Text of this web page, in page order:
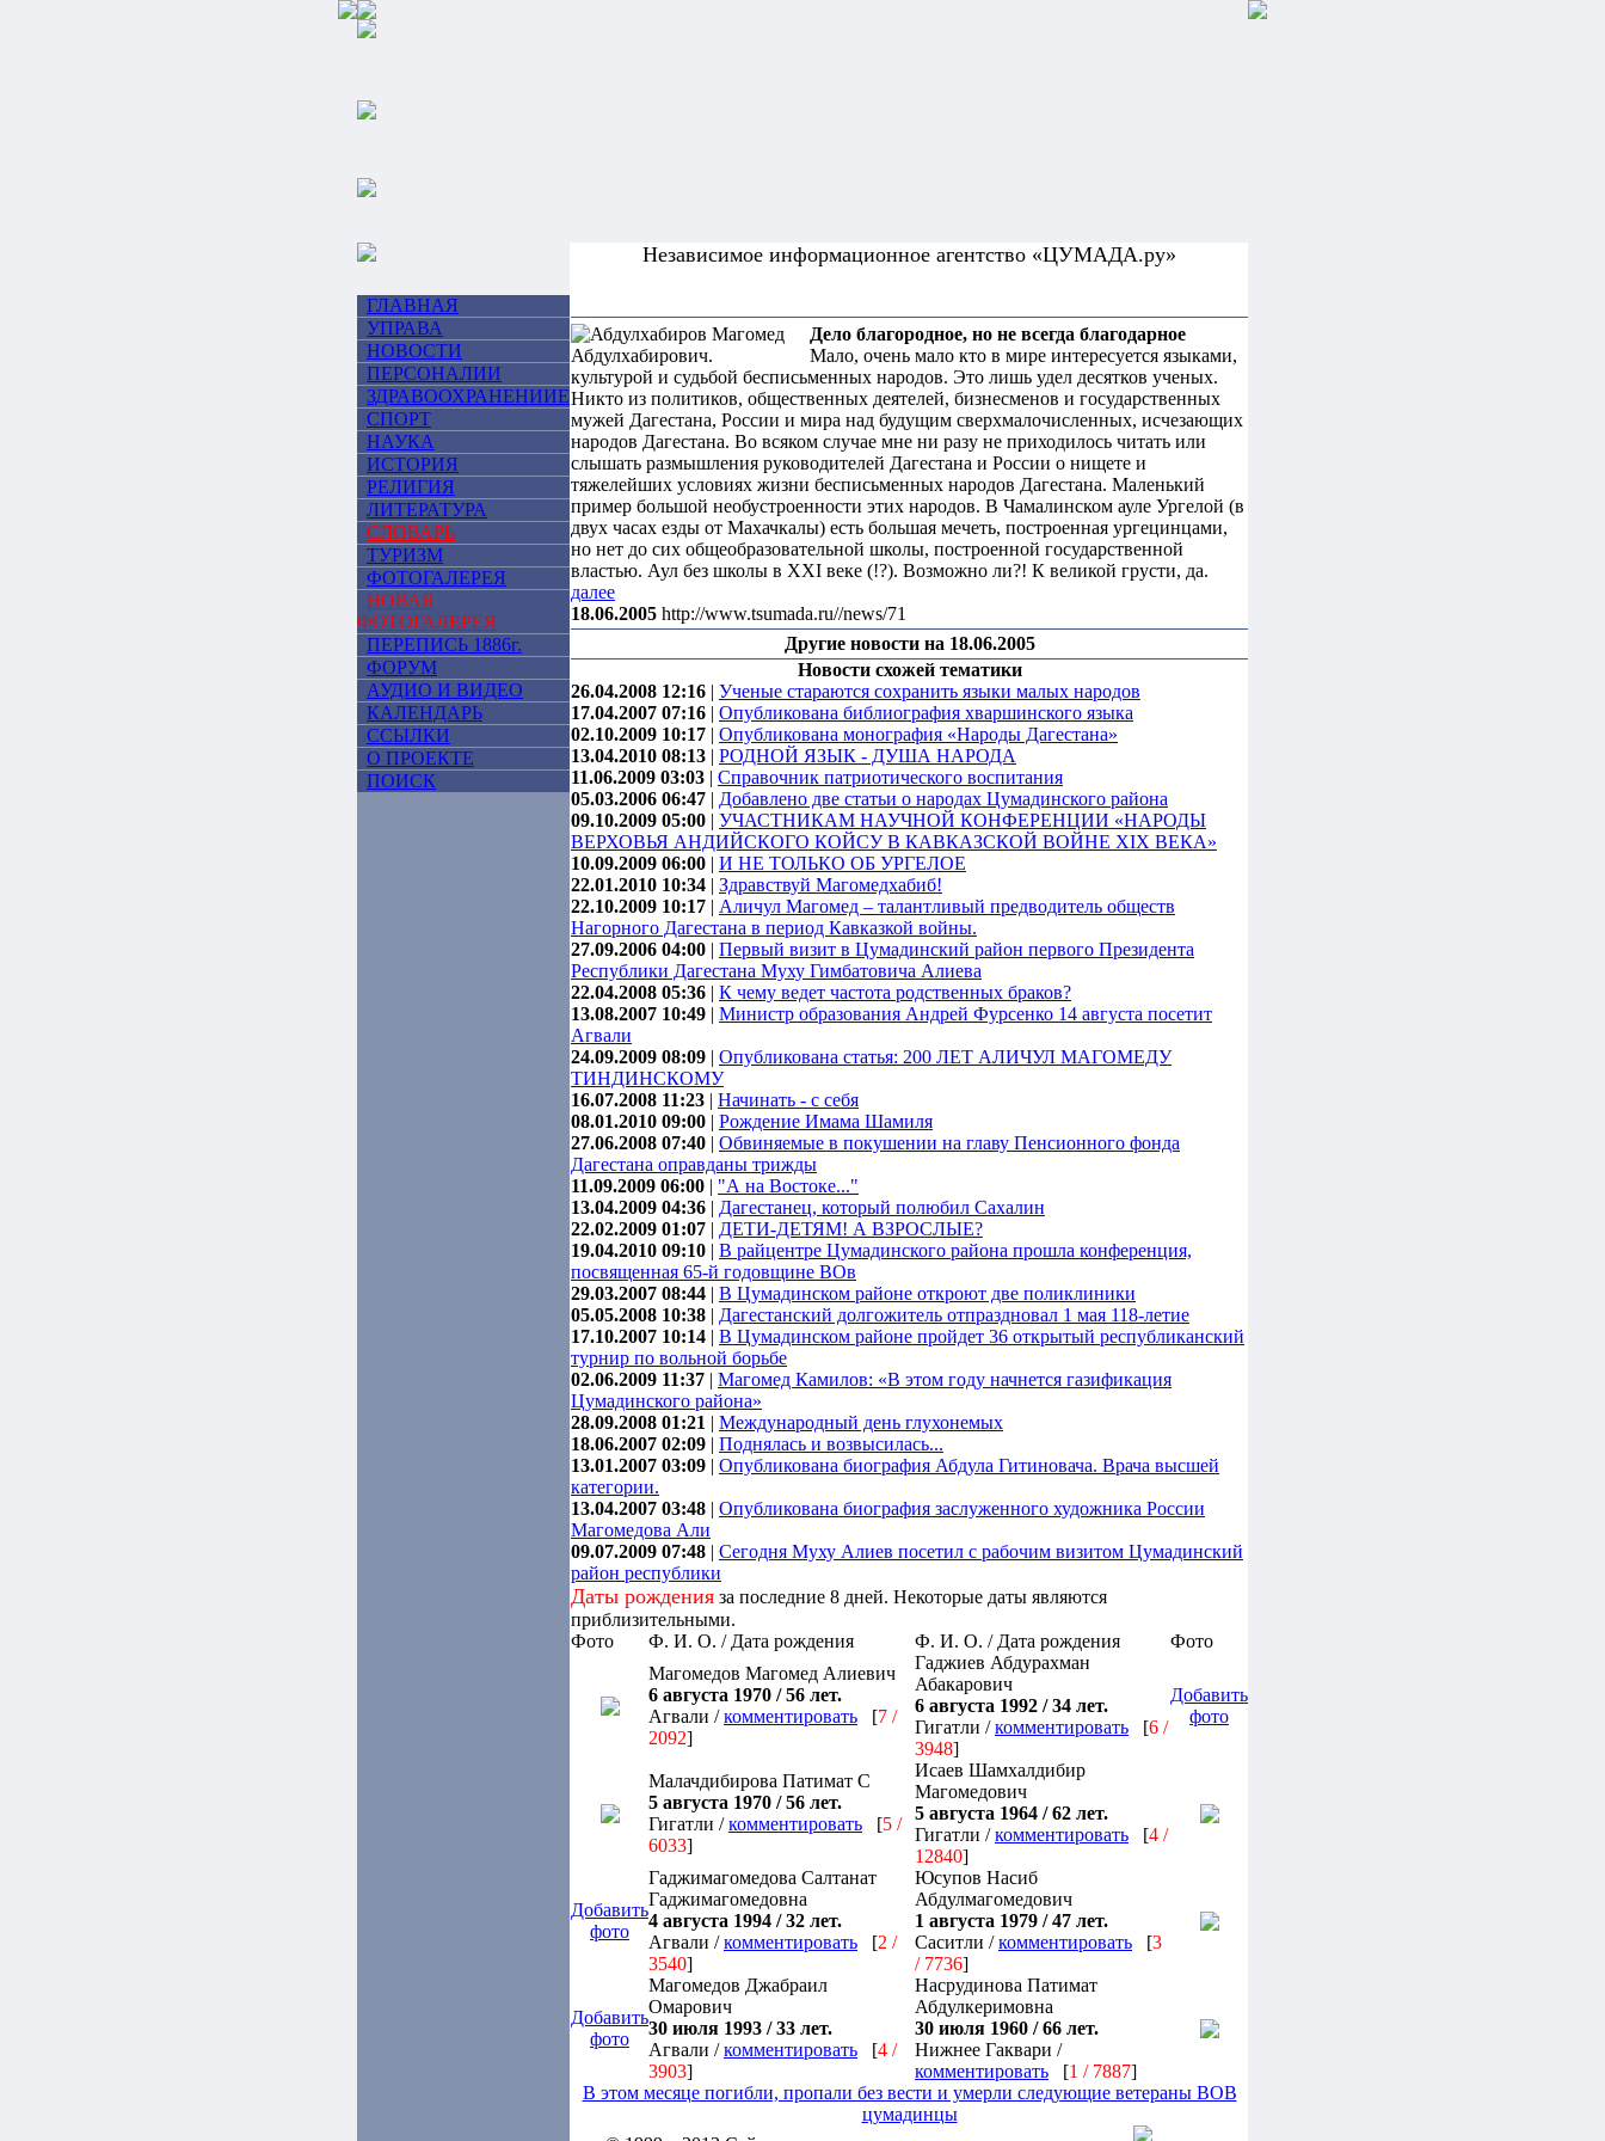
Независимое информационное агентство «ЦУМАДА.ру»
ГЛАВНАЯ
УПРАВА
НОВОСТИ
ПЕРСОНАЛИИ
ЗДРАВООХРАНЕНИИЕ
СПОРТ
НАУКА
ИСТОРИЯ
РЕЛИГИЯ
ЛИТЕРАТУРА
СЛОВАРЬ
ТУРИЗМ
ФОТОГАЛЕРЕЯ
НОВАЯ
ФОТОГАЛЕРЕЯ
ПЕРЕПИСЬ 1886г.
ФОРУМ
АУДИО И ВИДЕО
КАЛЕНДАРЬ
ССЫЛКИ
О ПРОЕКТЕ
ПОИСК
Дело благородное, но не всегда благодарное
Мало, очень мало кто в мире интересуется языками,
культурой и судьбой бесписьменных народов. Это лишь удел десятков ученых.
Никто из политиков, общественных деятелей, бизнесменов и государственных
мужей Дагестана, России и мира над будущим сверхмалочисленных, исчезающих
народов Дагестана. Во всяком случае мне ни разу не приходилось читать или
слышать размышления руководителей Дагестана и России о нищете и
тяжелейших условиях жизни бесписьменных народов Дагестана. Маленький
пример большой необустроенности этих народов. В Чамалинском ауле Ургелой (в
двух часах езды от Махачкалы) есть большая мечеть, построенная ургецинцами,
но нет до сих общеобразовательной школы, построенной государственной
властью. Аул без школы в XXI веке (!?). Возможно ли?! К великой грусти, да.
далее
18.06.2005 http://www.tsumada.ru//news/71
Другие новости на 18.06.2005
Новости схожей тематики
26.04.2008 12:16 | Ученые стараются сохранить языки малых народов
17.04.2007 07:16 | Опубликована библиография хваршинского языка
02.10.2009 10:17 | Опубликована монография «Народы Дагестана»
13.04.2010 08:13 | РОДНОЙ ЯЗЫК - ДУША НАРОДА
11.06.2009 03:03 | Справочник патриотического воспитания
05.03.2006 06:47 | Добавлено две статьи о народах Цумадинского района
09.10.2009 05:00 | УЧАСТНИКАМ НАУЧНОЙ КОНФЕРЕНЦИИ «НАРОДЫ
ВЕРХОВЬЯ АНДИЙСКОГО КОЙСУ В КАВКАЗСКОЙ ВОЙНЕ ХIХ ВЕКА»
10.09.2009 06:00 | И НЕ ТОЛЬКО ОБ УРГЕЛОЕ
22.01.2010 10:34 | Здравствуй Магомедхабиб!
22.10.2009 10:17 | Аличул Магомед – талантливый предводитель обществ
Нагорного Дагестана в период Кавказкой войны.
27.09.2006 04:00 | Первый визит в Цумадинский район первого Президента
Республики Дагестана Муху Гимбатовича Алиева
22.04.2008 05:36 | К чему ведет частота родственных браков?
13.08.2007 10:49 | Министр образования Андрей Фурсенко 14 августа посетит
Агвали
24.09.2009 08:09 | Опубликована статья: 200 ЛЕТ АЛИЧУЛ МАГОМЕДУ
ТИНДИНСКОМУ
16.07.2008 11:23 | Начинать - с себя
08.01.2010 09:00 | Рождение Имама Шамиля
27.06.2008 07:40 | Обвиняемые в покушении на главу Пенсионного фонда
Дагестана оправданы трижды
11.09.2009 06:00 | "А на Востоке..."
13.04.2009 04:36 | Дагестанец, который полюбил Сахалин
22.02.2009 01:07 | ДЕТИ-ДЕТЯМ! А ВЗРОСЛЫЕ?
19.04.2010 09:10 | В райцентре Цумадинского района прошла конференция,
посвященная 65-й годовщине ВОв
29.03.2007 08:44 | В Цумадинском районе откроют две поликлиники
05.05.2008 10:38 | Дагестанский долгожитель отпраздновал 1 мая 118-летие
17.10.2007 10:14 | В Цумадинском районе пройдет 36 открытый республиканский
турнир по вольной борьбе
02.06.2009 11:37 | Магомед Камилов: «В этом году начнется газификация
Цумадинского района»
28.09.2008 01:21 | Международный день глухонемых
18.06.2007 02:09 | Поднялась и возвысилась...
13.01.2007 03:09 | Опубликована биография Абдула Гитиновача. Врача высшей
категории.
13.04.2007 03:48 | Опубликована биография заслуженного художника России
Магомедова Али
09.07.2009 07:48 | Сегодня Муху Алиев посетил с рабочим визитом Цумадинский
район республики
Даты рождения за последние 8 дней. Некоторые даты являются
приблизительными.
Фото
Ф. И. О. / Дата рождения Ф. И. О. / Дата рождения
Фото
Магомедов Магомед Алиевич
6 августа 1970 / 56 лет.
Агвали /комментировать [7 /
2092]
Гаджиев Абдурахман
Абакарович
6 августа 1992 / 34 лет.
Гигатли /комментировать [6 /
3948]
Добавить
фото
Малачдибирова Патимат С
5 августа 1970 / 56 лет.
Гигатли /комментировать [5 /
6033]
Исаев Шамхалдибир
Магомедович
5 августа 1964 / 62 лет.
Гигатли /комментировать [4 /
12840]
Добавить
фото
Гаджимагомедова Салтанат
Гаджимагомедовна
4 августа 1994 / 32 лет.
Агвали /комментировать [2 /
3540]
Юсупов Насиб
Абдулмагомедович
1 августа 1979 / 47 лет.
Саситли /комментировать [3
/ 7736]
Добавить
фото
Магомедов Джабраил
Омарович
30 июля 1993 / 33 лет.
Агвали /комментировать [4 /
3903]
Насрудинова Патимат
Абдулкеримовна
30 июля 1960 / 66 лет.
Нижнее Гаквари /
комментировать [1 / 7887]
В этом месяце погибли, пропали без вести и умерли следующие ветераны ВОВ
цумадинцы